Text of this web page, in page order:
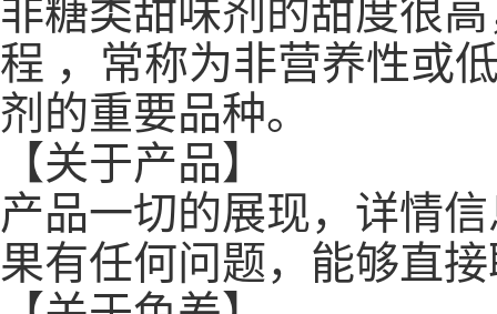
非糖类甜味剂的甜度很
程 ，常称为非营养性或
剂的重要品种。
【关于产品】
产品一切的展现，详情
果有任何问题，能够直